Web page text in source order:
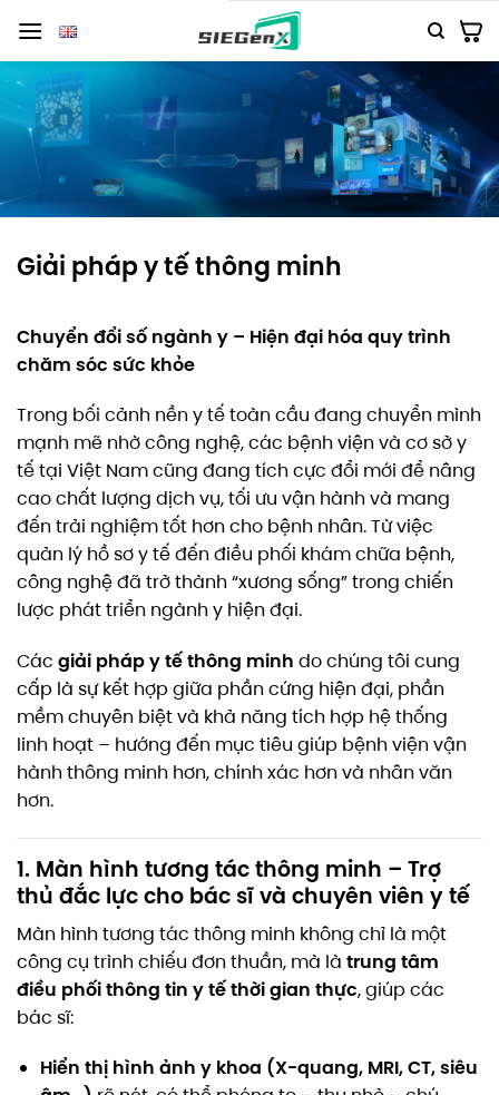
lượng
Giải pháp y tế thông minh
Chuyển đổi số ngành y – Hiện đại hóa quy trình
chăm sóc sức khỏe
Trong bối cảnh nền y tế toàn cầu đang chuyển mình
mạnh mẽ nhờ công nghệ, các bệnh viện và cơ sở y
tế tại Việt Nam cũng đang tích cực đổi mới để nâng
cao chất lượng dịch vụ, tối ưu vận hành và mang
đến trải nghiệm tốt hơn cho bệnh nhân. Từ việc
quản lý hồ sơ y tế đến điều phối khám chữa bệnh,
công nghệ đã trở thành “xương sống” trong chiến
lược phát triển ngành y hiện đại.
Các giải pháp y tế thông minh do chúng tôi cung
cấp là sự kết hợp giữa phần cứng hiện đại, phần
mềm chuyên biệt và khả năng tích hợp hệ thống
linh hoạt – hướng đến mục tiêu giúp bệnh viện vận
hành thông minh hơn, chính xác hơn và nhân văn
hơn.
1. Màn hình tương tác thông minh – Trợ
thủ đắc lực cho bác sĩ và chuyên viên y tế
Màn hình tương tác thông minh không chỉ là một
công cụ trình chiếu đơn thuần, mà là trung tâm
điều phối thông tin y tế thời gian thực, giúp các
bác sĩ:
Hiển thị hình ảnh y khoa (X-quang, MRI, CT, siêu